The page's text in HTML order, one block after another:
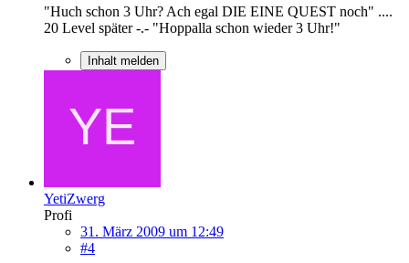
"Huch schon 3 Uhr? Ach egal DIE EINE QUEST noch" ....
20 Level später -.- "Hoppalla schon wieder 3 Uhr!"
Inhalt melden
YetiZwerg
Profi
31. März 2009 um 12:49
#4